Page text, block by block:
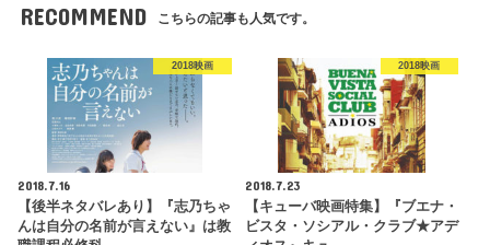
RECOMMEND こちらの記事も人気です。
2018映画
2018.7.16
【後半ネタバレあり】『志乃ちゃ
んは自分の名前が言えない』は教
2018映画
2018.7.23
【キューバ映画特集】『ブエナ・
ビスタ・ソシアル・クラブ★アデ